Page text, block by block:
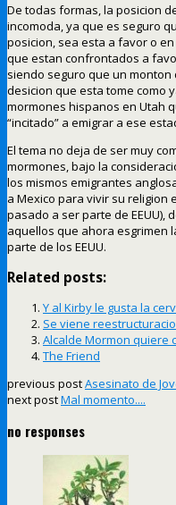
De todas formas, la posicion
incomoda, ya que es seguro
posicion, sea esta a favor o
que estan confrontados a
siendo seguro que un monton
desicion que esta tome como
mormones hispanos en Utah
“incitado” a emigrar a ese
El tema no deja de ser muy
mormones, bajo la
los mismos emigrantes
a Mexico para vivir su religion
pasado a ser parte de EEUU),
aquellos que ahora esgrimen
parte de los EEUU.
Related posts:
Y al Kirby le gusta la
Se viene
Alcalde Mormon quiere
The Friend
previous postAsesinato de
next postMal momento....
no responses